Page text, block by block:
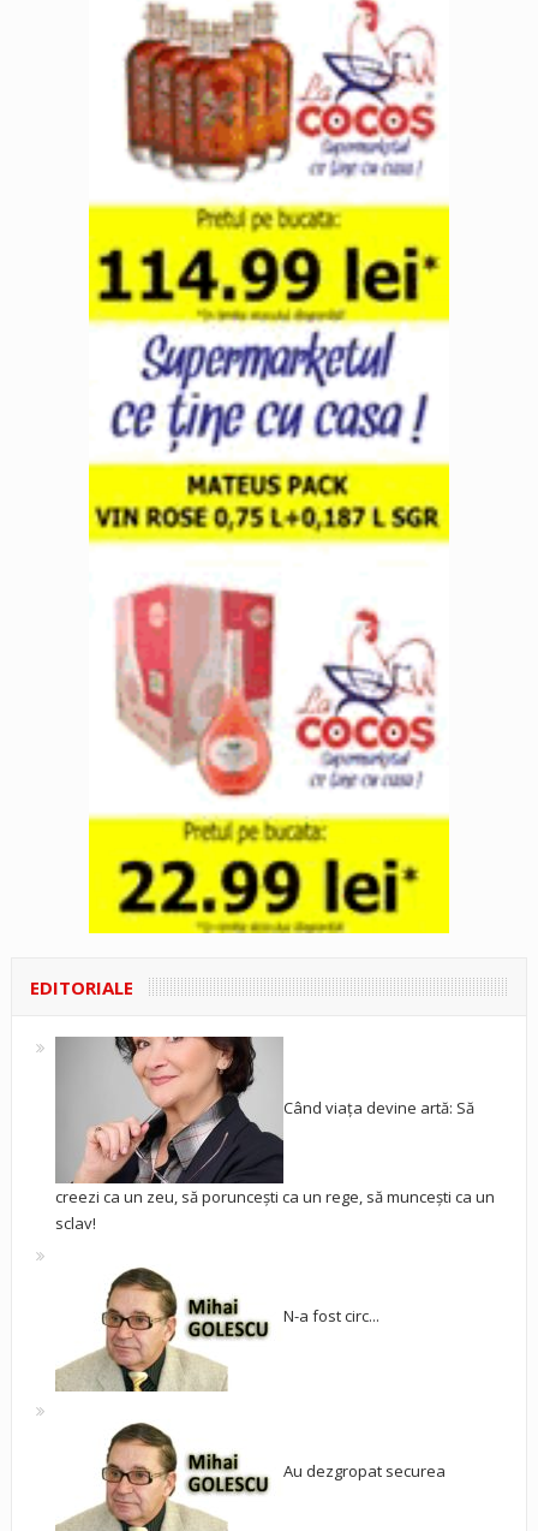
EDITORIALE
Când viața devine artă: Să
creezi ca un zeu, să poruncești ca un rege, să muncești ca un
sclav!
N-a fost circ...
Au dezgropat securea